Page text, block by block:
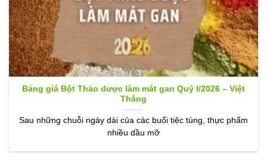
Bảng giá Bột Thảo dược làm mát gan Quý I/2026 – Việt
Thắng
Sau những chuỗi ngày dài của các buổi tiệc tùng, thực phẩm
nhiều dầu mỡ